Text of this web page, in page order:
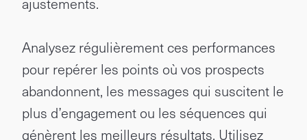
Analysez régulièrement ces performances
pour repérer les points où vos prospects
abandonnent, les messages qui suscitent le
plus d’engagement ou les séquences qui
génèrent les meilleurs résultats. Utilisez